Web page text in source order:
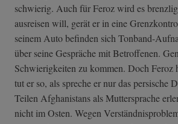
schwierig. Auch für Feroz wird es
ausreisen will, gerät er in eine
seinem Auto befinden sich Tonband-
über seine Gespräche mit Betroffenen.
Schwierigkeiten zu kommen. Doch Feroz
tut er so, als spreche er nur das persische
Teilen Afghanistans als Muttersprache
nicht im Osten. Wegen